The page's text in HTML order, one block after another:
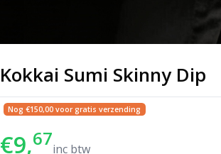
Kokkai Sumi Skinny Dip
Nog €150,00 voor gratis verzending
€9,67inc btw